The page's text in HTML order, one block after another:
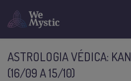
ASTROLOGIA VÉDICA:
(16/09 A 15/10)